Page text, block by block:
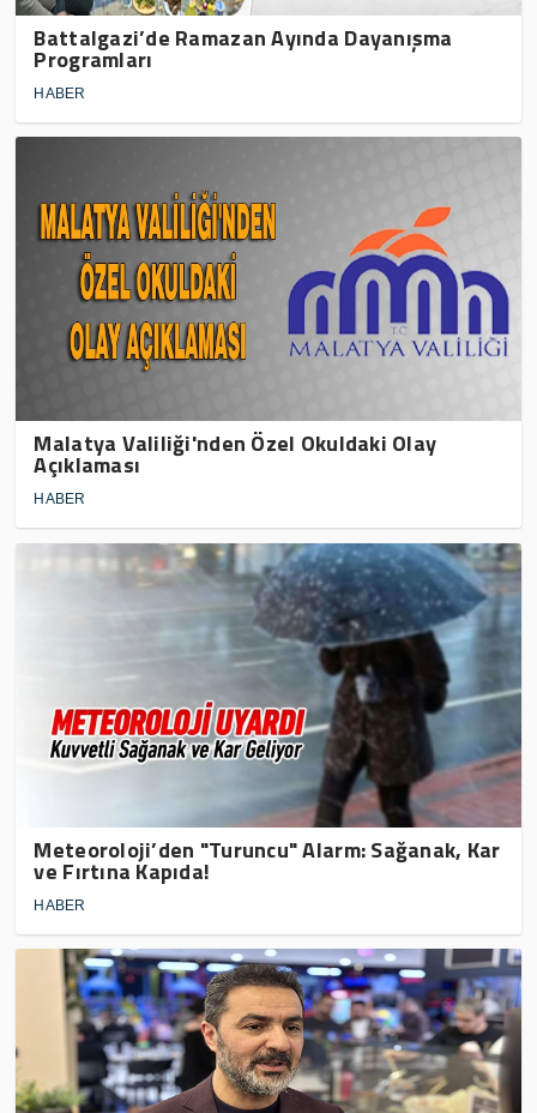
Battalgazi’de Ramazan Ayında Dayanışma
Programları
HABER
Malatya Valiliği'nden Özel Okuldaki Olay
Açıklaması
HABER
Meteoroloji’den "Turuncu" Alarm: Sağanak, Kar
ve Fırtına Kapıda!
HABER